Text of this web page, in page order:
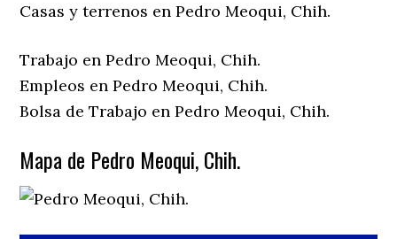
Casas y terrenos en Pedro Meoqui, Chih.
Trabajo en Pedro Meoqui, Chih.
Empleos en Pedro Meoqui, Chih.
Bolsa de Trabajo en Pedro Meoqui, Chih.
Mapa de Pedro Meoqui, Chih.